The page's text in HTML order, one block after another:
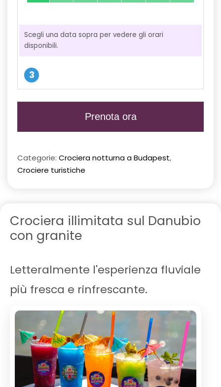
Scegli una data sopra per vedere gli orari
disponibili.
Prenota ora
Categorie: Crociera notturna a Budapest,
Crociere turistiche
Crociera illimitata sul Danubio
con granite
Letteralmente l'esperienza fluviale
più fresca e rinfrescante.